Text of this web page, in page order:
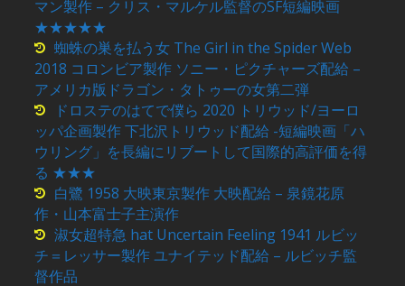
マン製作 – クリス・マルケル監督のSF短編映画
★★★★★
蜘蛛の巣を払う女 The Girl in the Spider Web
2018 コロンビア製作 ソニー・ピクチャーズ配給 –
アメリカ版ドラゴン・タトゥーの女第二弾
ドロステのはてで僕ら 2020 トリウッド/ヨーロ
ッパ企画製作 下北沢トリウッド配給 -短編映画「ハ
ウリング」を長編にリブートして国際的高評価を得
る ★★★
白鷺 1958 大映東京製作 大映配給 – 泉鏡花原
作・山本富士子主演作
淑女超特急 hat Uncertain Feeling 1941 ルビッ
チ＝レッサー製作 ユナイテッド配給 – ルビッチ監
督作品